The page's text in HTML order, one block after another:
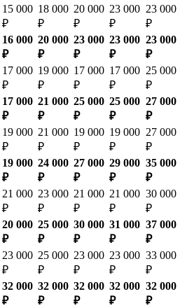
15 000
₽
18 000
₽
20 000
₽
23 000
₽
23 000
₽
16 000
₽
20 000
₽
23 000
₽
23 000
₽
23 000
₽
17 000
₽
19 000
₽
17 000
₽
17 000
₽
25 000
₽
17 000
₽
21 000
₽
25 000
₽
25 000
₽
27 000
₽
19 000
₽
21 000
₽
19 000
₽
19 000
₽
27 000
₽
19 000
₽
24 000
₽
27 000
₽
29 000
₽
35 000
₽
21 000
₽
23 000
₽
21 000
₽
21 000
₽
30 000
₽
20 000
₽
25 000
₽
30 000
₽
31 000
₽
37 000
₽
23 000
₽
25 000
₽
23 000
₽
23 000
₽
33 000
₽
32 000
₽
32 000
₽
32 000
₽
32 000
₽
32 000
₽